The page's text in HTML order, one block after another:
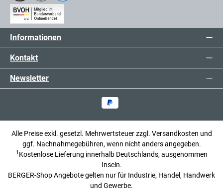
Informationen
Kontakt
Newsletter
Alle Preise exkl. gesetzl. Mehrwertsteuer zzgl. Versandkosten und
ggf. Nachnahmegebühren, wenn nicht anders angegeben.
1 Kostenlose Lieferung innerhalb Deutschlands, ausgenommen
Inseln.
BERGER-Shop Angebote gelten nur für Industrie, Handel, Handwerk
und Gewerbe.